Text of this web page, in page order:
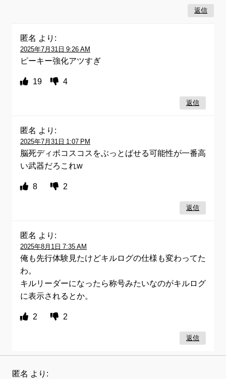
返信
匿名 より:
2025年7月31日 9:26 AM
ピーキー強化アツすぎ
19 4
返信
匿名 より:
2025年7月31日 1:07 PM
脳死ディボコスコスをぶっとばせる可能性が一番高
い武器だろこれw
8 2
返信
匿名 より:
2025年8月1日 7:35 AM
俺も先行体験見たけどキルログの仕様も変わってた
わ。
キルリーダーになったら称号みたいなのがキルログ
に表示されるとか。
2 2
返信
匿名 より: